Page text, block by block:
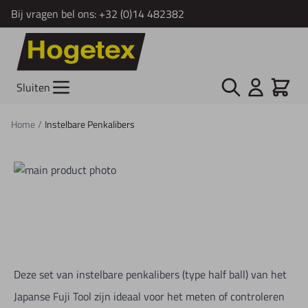
Bij vragen bel ons: +32 (0)14 482382
Ga naar de inhoud
Sluiten Zoek Cart
Home/ Instelbare Penkalibers
Deze set van instelbare penkalibers (type half ball) van het
Japanse Fuji Tool zijn ideaal voor het meten of controleren